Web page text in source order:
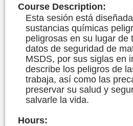
Course Description:
Esta sesión está
sustancias químicas
peligrosas en su lugar de
datos de seguridad de
MSDS, por sus siglas en
describe los peligros de
trabaja, así como las
preservar su salud y
salvarle la vida.
Hours: